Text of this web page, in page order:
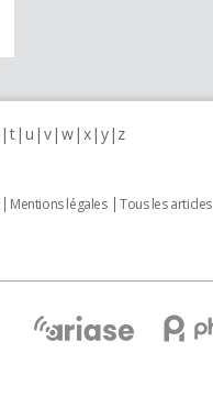
t u v w x y z
Mentions légales Tous les articles